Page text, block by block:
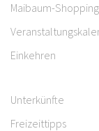
Maibaum-Shopping
Einkehren
Unterkünfte
Freizeittipps